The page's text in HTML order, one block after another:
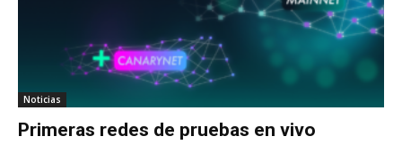
Noticias
Primeras redes de pruebas en vivo